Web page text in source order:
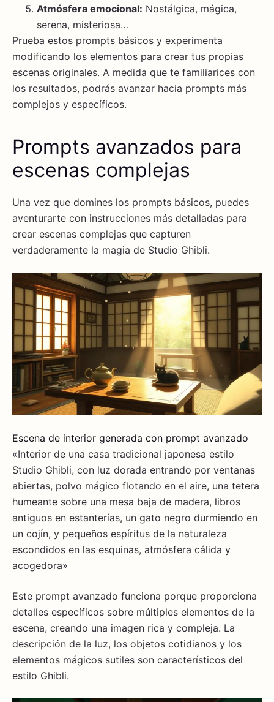
Atmósfera emocional: Nostálgica, mágica,
serena, misteriosa…
Prueba estos prompts básicos y experimenta
modificando los elementos para crear tus propias
escenas originales. A medida que te familiarices con
los resultados, podrás avanzar hacia prompts más
complejos y específicos.
Prompts avanzados para
escenas complejas
Una vez que domines los prompts básicos, puedes
aventurarte con instrucciones más detalladas para
crear escenas complejas que capturen
verdaderamente la magia de Studio Ghibli.
Escena de interior generada con prompt avanzado
«Interior de una casa tradicional japonesa estilo
Studio Ghibli, con luz dorada entrando por ventanas
abiertas, polvo mágico flotando en el aire, una tetera
humeante sobre una mesa baja de madera, libros
antiguos en estanterías, un gato negro durmiendo en
un cojín, y pequeños espíritus de la naturaleza
escondidos en las esquinas, atmósfera cálida y
acogedora»
Este prompt avanzado funciona porque proporciona
detalles específicos sobre múltiples elementos de la
escena, creando una imagen rica y compleja. La
descripción de la luz, los objetos cotidianos y los
elementos mágicos sutiles son característicos del
estilo Ghibli.